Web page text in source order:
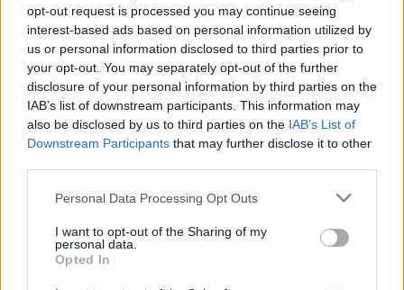
opt-out request is processed you may continue seeing
interest-based ads based on personal information utilized by
us or personal information disclosed to third parties prior to
your opt-out. You may separately opt-out of the further
disclosure of your personal information by third parties on the
IAB’s list of downstream participants. This information may
also be disclosed by us to third parties on the IAB’s List of
Downstream Participants that may further disclose it to other
Please note that this website/app uses one or more Google
not limited to your visit or usage behaviour. You may click to
grant or deny consent to Google and its third-party tags to
use your data for below specified purposes in below Google
Personal Data Processing Opt Outs
I want to opt-out of the Sharing of my
personal data.
Opted In
AUTORE
AiAdhubMedia